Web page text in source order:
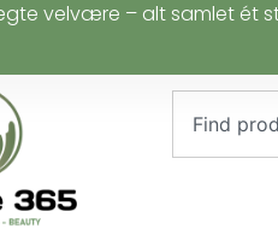
velvære – alt samlet ét